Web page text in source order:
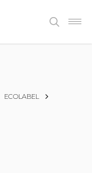
search
ECOLABEL